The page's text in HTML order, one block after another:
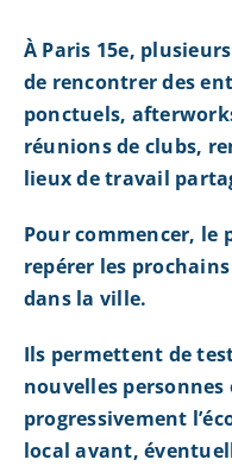
À Paris 15e,
de rencontrer des
ponctuels,
réunions de clubs,
lieux de travail
Pour commencer, le
repérer les
dans la ville.
Ils permettent de
nouvelles
progressivement
local avant,